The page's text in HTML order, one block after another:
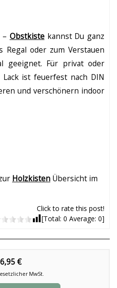
Obstkistekannst Du ganz
Regal oder zum Verstauen
geeignet. Für privat oder
Lack ist feuerfest nach DIN
und verschönern indoor
Holzkisten Übersicht im
Click to rate this post!
[Total: 0 Average: 0]
€
MwSt.